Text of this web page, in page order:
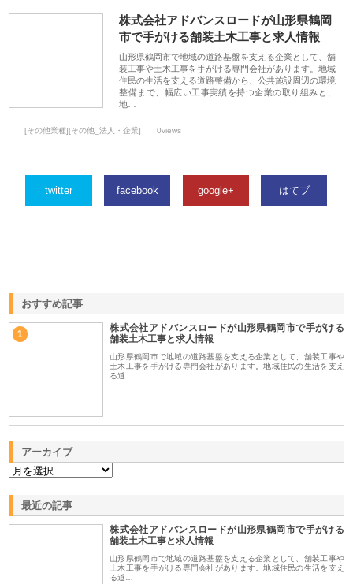
株式会社アドバンスロードが山形県鶴岡
市で手がける舗装土木工事と求人情報
山形県鶴岡市で地域の道路基盤を支える企業として、舗
装工事や土木工事を手がける専門会社があります。地域
住民の生活を支える道路整備から、公共施設周辺の環境
整備まで、幅広い工事実績を持つ企業の取り組みと、
地…
[その他業種][その他_法人・企業] 0views
twitter facebook google+ はてブ
おすすめ記事
1
株式会社アドバンスロードが山形県鶴岡市で手がける
舗装土木工事と求人情報
山形県鶴岡市で地域の道路基盤を支える企業として、舗装工事や
土木工事を手がける専門会社があります。地域住民の生活を支え
る道…
アーカイブ
最近の記事
株式会社アドバンスロードが山形県鶴岡市で手がける
舗装土木工事と求人情報
山形県鶴岡市で地域の道路基盤を支える企業として、舗装工事や
土木工事を手がける専門会社があります。地域住民の生活を支え
る道…